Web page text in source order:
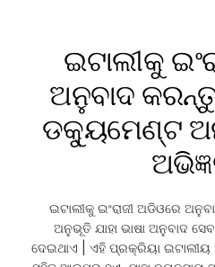
ଇଟାଲୀକୁ
ଅନୁବାଦ
ଡକ୍ୟୁମେଣ୍ଟ
ଇଟାଲୀକୁ ଇଂରାଜୀ ଅଡିଓରେ
ଅନୁଭୂତି ଯାହା ଭାଷା ଅନୁବାଦ
ଦେଇଥାଏ | ଏହି ପ୍ରକ୍ରିୟା